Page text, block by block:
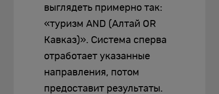
выглядеть примерно так:
«туризм AND (Алтай OR
Кавказ)». Система сперва
отработает указанные
направления, потом
предоставит результаты.